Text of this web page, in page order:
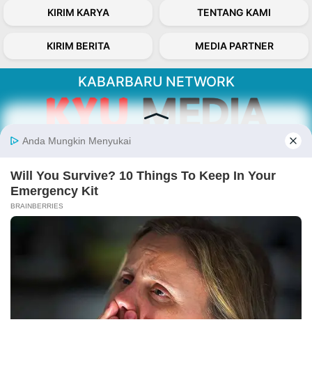
KIRIM KARYA TENTANG KAMI
KIRIM BERITA MEDIA PARTNER
KABARBARU NETWORK
Kabarbaru.co menyajikan berita aktual dan
Follow Kabarbaru